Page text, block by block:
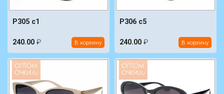
P305 c1
240.00 ₽ В корзину
P306 c5
240.00 ₽ В корзину